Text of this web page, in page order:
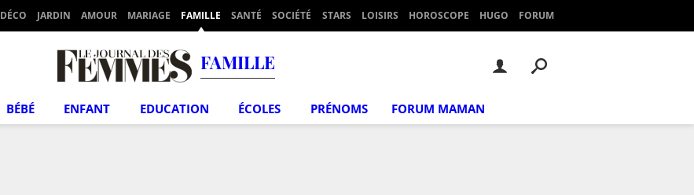
DÉCO JARDIN AMOUR MARIAGE FAMILLE SANTÉ SOCIÉTÉ STARS LOISIRS HOROSCOPE HUGO FORUM
FAMILLE
BÉBÉ ENFANT EDUCATION ÉCOLES PRÉNOMS FORUM MAMAN